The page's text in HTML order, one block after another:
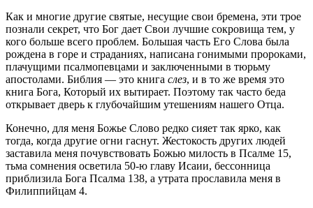
Как и многие другие святые, несущие свои бремена, эти трое
познали секрет, что Бог дает Свои лучшие сокровища тем, у
кого больше всего проблем. Большая часть Его Слова была
рождена в горе и страданиях, написана гонимыми пророками,
плачущими псалмопевцами и заключенными в тюрьму
апостолами. Библия — это книга слез, и в то же время это
книга Бога, Который их вытирает. Поэтому так часто беда
открывает дверь к глубочайшим утешениям нашего Отца.
Конечно, для меня Божье Слово редко сияет так ярко, как
тогда, когда другие огни гаснут. Жестокость других людей
заставила меня почувствовать Божью милость в Псалме 15,
тьма сомнения осветила 50-ю главу Исаии, бессонница
приблизила Бога Псалма 138, а утрата прославила меня в
Филиппийцам 4.